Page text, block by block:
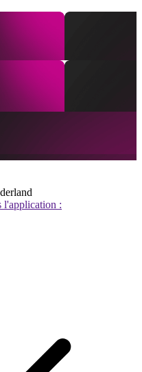
l'application :